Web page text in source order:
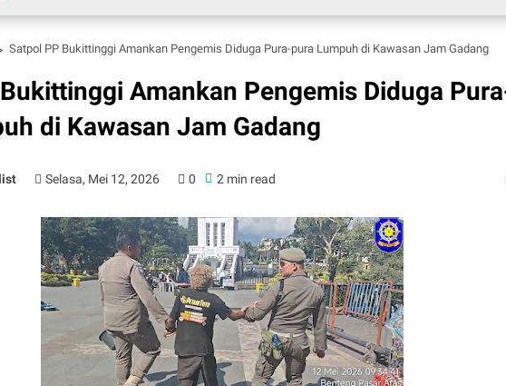
Satpol PP Bukittinggi Amankan Pengemis Diduga Pura-pura Lumpuh di Kawasan Jam Gadang
Amankan Pengemis Diduga
di Kawasan Jam Gadang
Selasa, Mei 12, 2026 0 2 min read